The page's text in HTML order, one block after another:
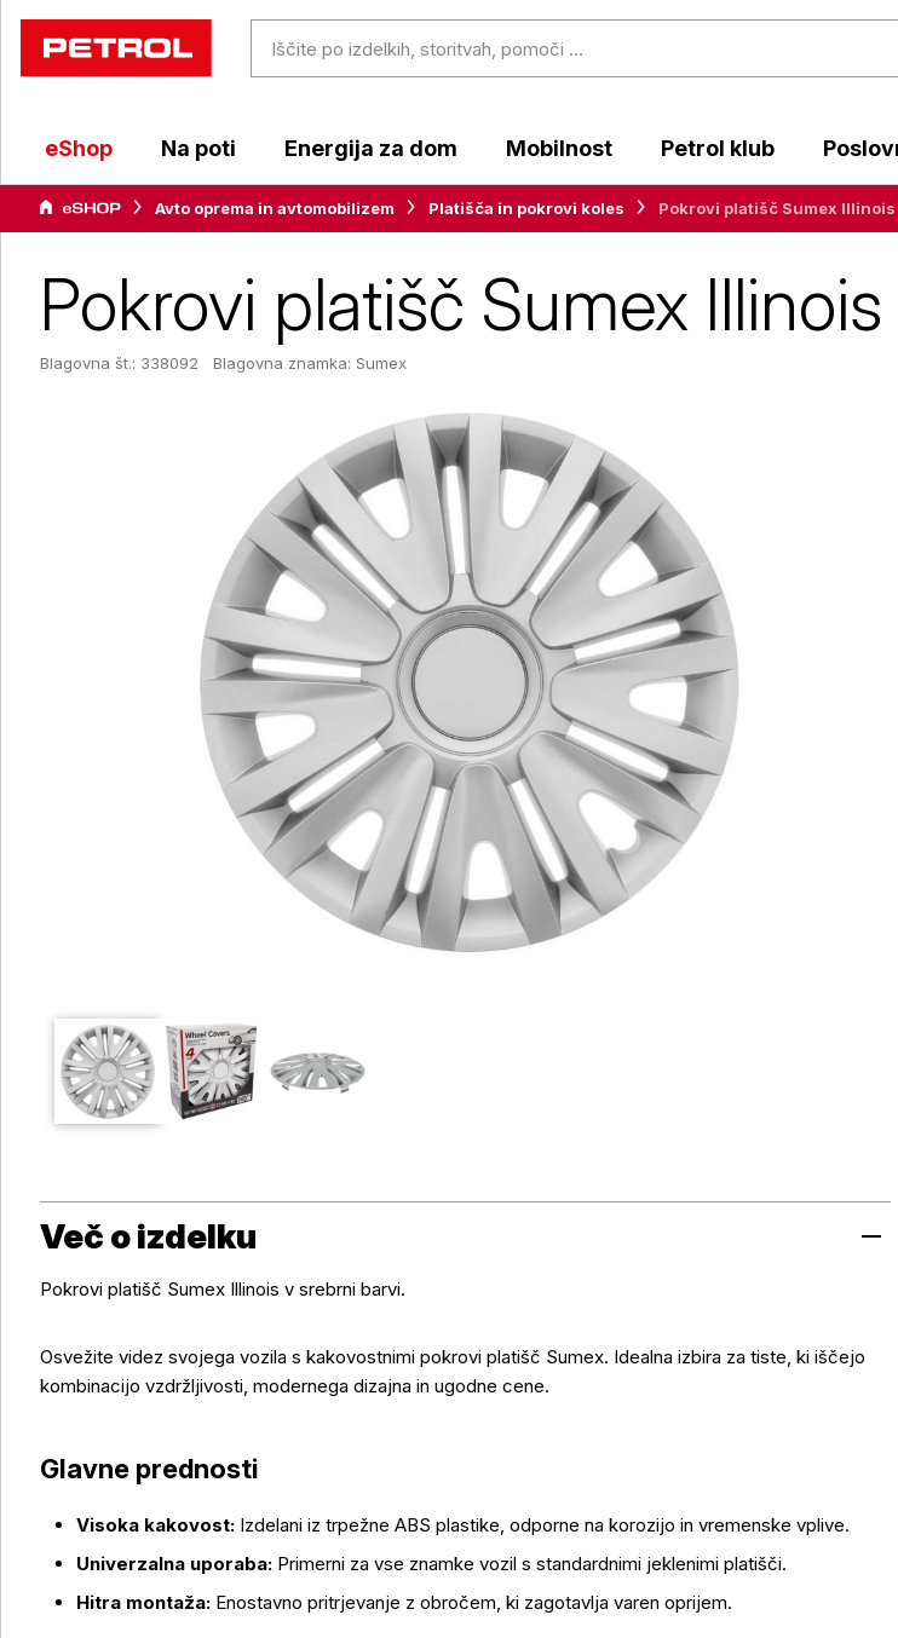
eShop Na poti Energija za dom Mobilnost Petrol klub
Avto oprema in avtomobilizem Platišča in pokrovi koles Pokrovi platišč Sumex
Pokrovi platišč Sumex
Blagovna št.: 338092 Blagovna znamka: Sumex
Več o izdelku
Pokrovi platišč Sumex Illinois v srebrni barvi.
Osvežite videz svojega vozila s kakovostnimi pokrovi platišč Sumex. Idealna izbira za tiste, ki iščejo
kombinacijo vzdržljivosti, modernega dizajna in ugodne cene.
Glavne prednosti
Visoka kakovost: Izdelani iz trpežne ABS plastike, odporne na korozijo in vremenske vplive.
Univerzalna uporaba: Primerni za vse znamke vozil s standardnimi jeklenimi platišči.
Hitra montaža: Enostavno pritrjevanje z obročem, ki zagotavlja varen oprijem.